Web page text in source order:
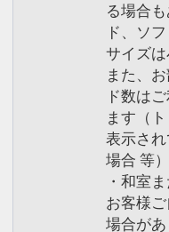
紅葉谷公園か
でをつなぐロ
っと気軽に楽
した。ゴンド
ながらの景色
も。獅子岩駅
◆宮島水族館
平成23年にグ
る場合
ド、ソ
サイズは
また、
ド数は
ます（
表示さ
場合 等）
・和室
お客様
場合があ